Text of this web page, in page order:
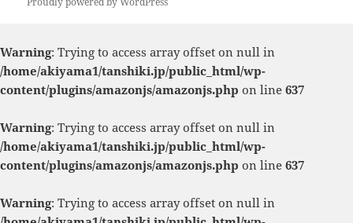
Warning: Trying to access array offset on null in
/home/akiyama1/tanshiki.jp/public_html/wp-
content/plugins/amazonjs/amazonjs.php on line 637
Warning: Trying to access array offset on null in
/home/akiyama1/tanshiki.jp/public_html/wp-
content/plugins/amazonjs/amazonjs.php on line 637
Warning: Trying to access array offset on null in